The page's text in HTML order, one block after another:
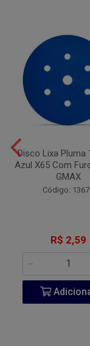
Disco Lixa Pluma
Azul X65 Com
GMAX
Código:
R$ 2,59